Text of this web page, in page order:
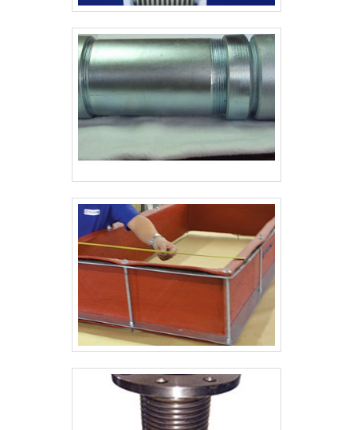
possível encontrar o que há de
melhor em tubos metálicos flexíveis
e juntas de expansão. Com foco na
experiência dos clientes, oferece
itens variados como tubo sanfonado
em inox e juntas de expansão de
tecido com ótima qualidade e
possível tirar as suas dúvidas sobre
os serviços do ramo, além de contar
com os melhores profissionais e
instalações. Assim, conquistando a
confiança e a satisfação dos
clientes, que são os maiores
objetivos da marca. A Haenke Tubos
Metálicos Flexíveis é uma empresa
que tem feito a diferença no
mercado por toda seriedade e
entrega com excelência para cada